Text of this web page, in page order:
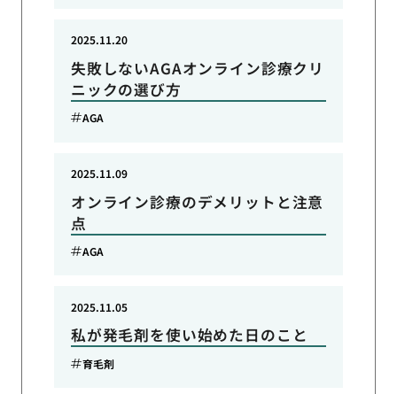
失敗しないAGAオンライン診療クリ
ニックの選び方
2025.11.20
AGA
オンライン診療のデメリットと注意
点
2025.11.09
AGA
私が発毛剤を使い始めた日のこと
2025.11.05
育毛剤